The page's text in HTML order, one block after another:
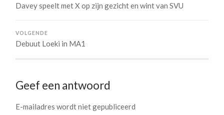
Davey speelt met X op zijn gezicht en wint van SVU
VOLGENDE
Debuut Loeki in MA1
Geef een antwoord
E-mailadres wordt niet gepubliceerd